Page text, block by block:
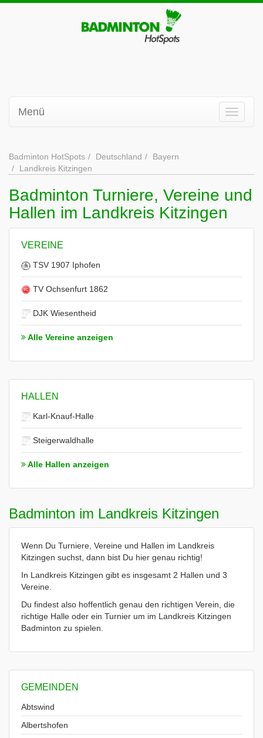
Menü
Badminton HotSpots Deutschland
Bayern
Landkreis Kitzingen
Badminton Turniere, Vereine und
Hallen im Landkreis Kitzingen
VEREINE
TSV 1907 Iphofen
TV Ochsenfurt 1862
DJK Wiesentheid
Alle Vereine anzeigen
HALLEN
Karl-Knauf-Halle
Steigerwaldhalle
Alle Hallen anzeigen
Badminton im Landkreis Kitzingen
Wenn Du Turniere, Vereine und Hallen im Landkreis
Kitzingen suchst, dann bist Du hier genau richtig!
In Landkreis Kitzingen gibt es insgesamt 2 Hallen und 3
Vereine.
Du findest also hoffentlich genau den richtigen Verein, die
richtige Halle oder ein Turnier um im Landkreis Kitzingen
Badminton zu spielen.
GEMEINDEN
Abtswind
Albertshofen